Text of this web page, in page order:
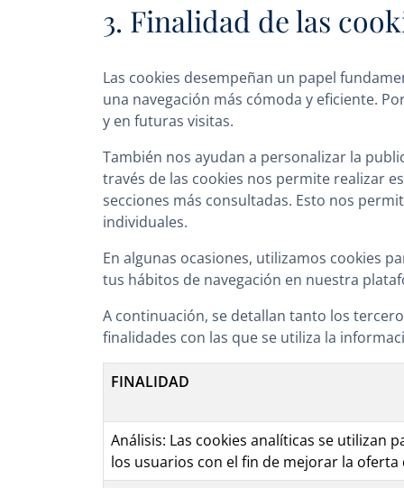
3. Finalidad de las
Las cookies desempeñan un papel
una navegación más cómoda y eficiente.
y en futuras visitas.
También nos ayudan a personalizar la
través de las cookies nos permite realizar
secciones más consultadas. Esto nos
individuales.
En algunas ocasiones, utilizamos cookies
tus hábitos de navegación en nuestra
A continuación, se detallan tanto los
finalidades con las que se utiliza la
FINALIDAD
Análisis: Las cookies analíticas se utilizan
los usuarios con el fin de mejorar la